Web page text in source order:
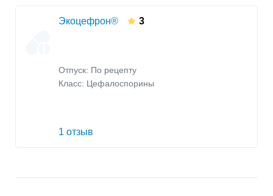
Экоцефрон® 3
Отпуск: По рецепту
Класс:
Цефалоспорины
1 отзыв